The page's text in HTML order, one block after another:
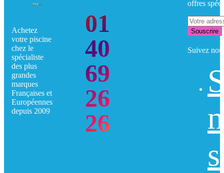
Achetez
votre piscine
chez le
spécialiste
des plus
grandes
marques
Françaises et
Européennes
depuis 2009
01
40
69
26
26
offres
Souscrire
Suivez